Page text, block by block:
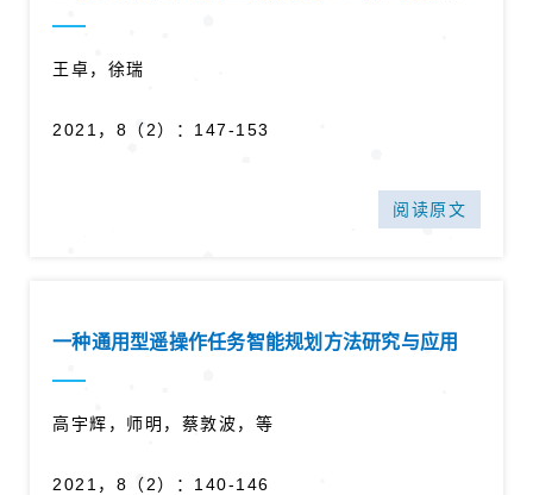
王卓，徐瑞
2021，8（2）：147-153
阅读原文
一种通用型遥操作任务智能规划方法研究与应用
高宇辉，师明，蔡敦波，等
2021，8（2）：140-146